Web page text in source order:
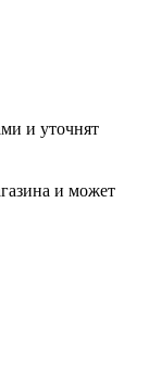
и уточнят
и может